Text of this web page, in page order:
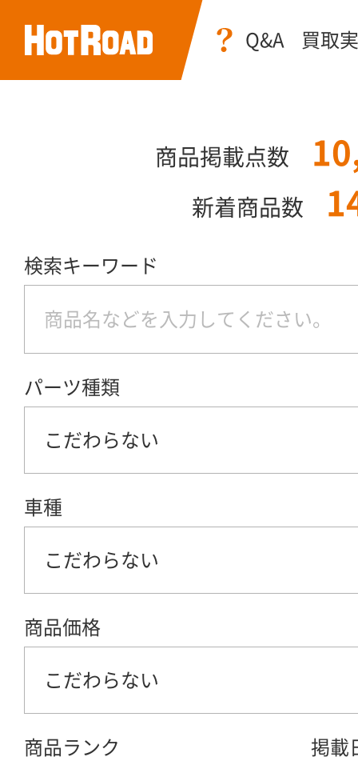
Q&A 買取
商品掲載点数
新着商品数
検索キーワード
パーツ種類
こだわらない
車種
こだわらない
商品価格
こだわらない
商品ランク 掲載